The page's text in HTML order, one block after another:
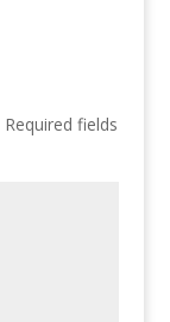
Required fields